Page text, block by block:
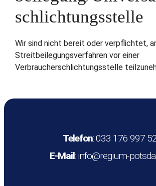
schlichtungs­stelle
Wir sind nicht bereit oder verpflichtet,
Streitbeilegungsverfahren vor einer
Verbraucherschlichtungsstelle
Telefon:033 176 997
E-Mail:info@regium-